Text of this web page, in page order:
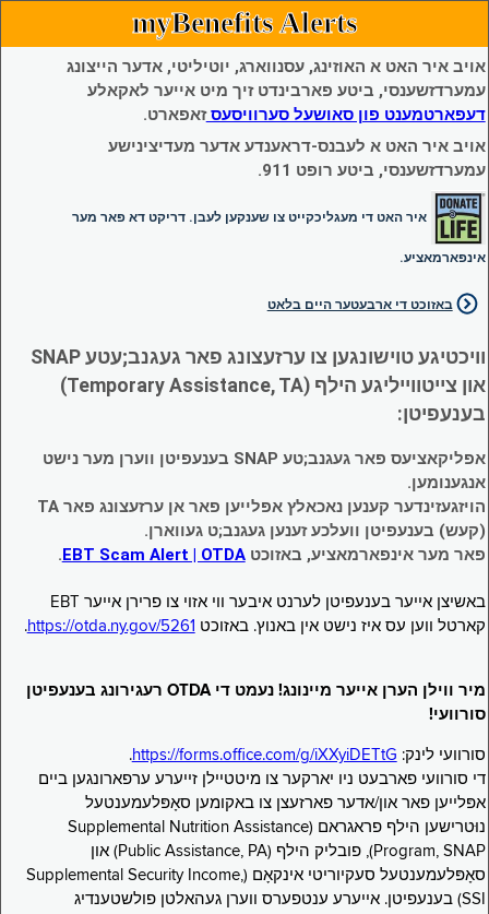
myBenefits Alerts
אויב איר האט א האוזינג, עסנווארג, יוטיליטי, אדער הייצונג
עמערדזשענסי, ביטע פארבינדט זיך מיט אייער לאקאלע
דעפארטמענט פון סאושעל סערוויסעסזאפארט.
אויב איר האט א לעבנס-דראענדע אדער מעדיצינישע
עמערדזשענסי, ביטע רופט 911.
איר האט די מעגליכקייט צו שענקען לעבן. דריקט דא פאר מער
אינפארמאציע.
באזוכט די ארבעטער היים בלאט
וויכטיגע טוישונגען צו ערזעצונג פאר געגנב;עטע SNAP
און צייטווייליגע הילף (Temporary Assistance, TA)
בענעפיטן:
אפליקאציעס פאר געגנב;טע SNAP בענעפיטן ווערן מער נישט
אנגענומען.
הויזגעזינדער קענען נאכאלץ אפּלייען פאר אן ערזעצונג פאר TA
(קעש) בענעפיטן וועלכע זענען געגנב;ט געווארן.
פאר מער אינפארמאציע, באזוכטEBT Scam Alert | OTDA
.
באשיצן אייער בענעפיטן לערנט איבער ווי אזוי צו פרירן אייער EBT
קארטל ווען עס איז נישט אין באנוץ. באזוכט https://otda.ny.gov/5261
.
מיר ווילן הערן אייער מיינונג! נעמט די OTDA רעגירונג בענעפיטן
סורוועי!
סורוועי לינק: https://forms.office.com/g/iXXyiDETtG
.
די סורוועי פארבעט ניו יארקער צו מיטטיילן זייערע ערפארונגען ביים
אפּלייען פאר און/אדער פארזעצן צו באקומען סאָפּלעמענטעל
נוּטרישען הילף פראגראם (Supplemental Nutrition Assistance
Program, SNAP), פובליק הילף (Public Assistance, PA) און
סאָפּלעמענטעל סעקיוריטי אינקאָם (Supplemental Security Income,
SSI) בענעפיטן. אייערע ענטפערס ווערן געהאלטן פולשטענדיג